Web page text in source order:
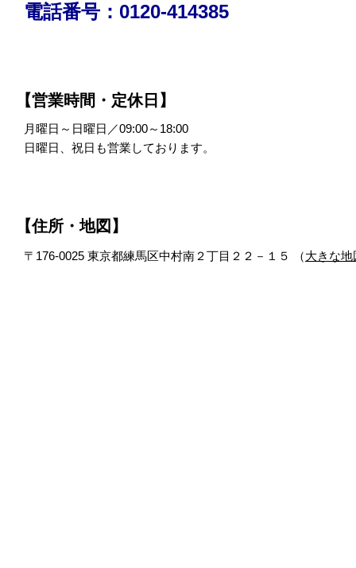
電話番号：0120-414385
【営業時間・定休日】
月曜日～日曜日／09:00～18:00
日曜日、祝日も営業しております。
【住所・地図】
〒176-0025 東京都練馬区中村南２丁目２２－１５ （大きな